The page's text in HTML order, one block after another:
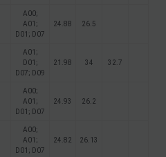
A00;
A01;
D01; D07
24.88 26.5
A01;
D01;
D07; D09
21.98 34 32.7
A00;
A01;
D01; D07
24.93 26.2
A00;
A01;
D01; D07
24.82 26.13